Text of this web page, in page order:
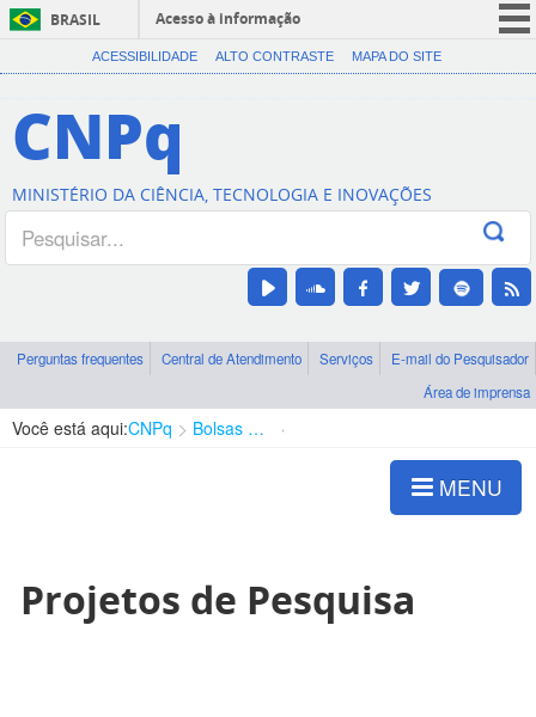
BRASIL
Acesso à informação
CORONAVÍRUS (COVID-19)
Canais
ACESSIBILIDADE ALTO CONTRASTE MAPA DO SITE
CNPq
MINISTÉRIO DA CIÊNCIA, TECNOLOGIA E INOVAÇÕES
Perguntas frequentes Central de Atendimento Serviços
E-mail do Pesquisador
Área de imprensa
Você está aqui:CNPq Bolsas e Auxílios Vigentes
MENU
Projetos de Pesquisa